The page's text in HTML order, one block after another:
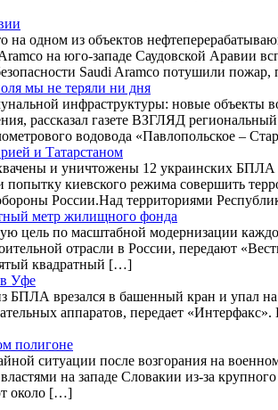
одном из объектов
на юго-западе Саудовской Аравии
Saudi Aramco потушили
мы не теряли ни дня
инфраструктуры: новые объекты
рассказал газете ВЗГЛЯД
водовода «Павлопольское –
и Татарстаном
и уничтожены 12 украинских
киевского режима совершить
России.Над территориями
метр жилищного фонда
цель по масштабной модернизации
отрасли в России, передают
квадратный […]
в Уфе
БПЛА врезался в башенный кран и упал
аппаратов, передает
полигоне
ситуации после возгорания на
на западе Словакии из-за
около […]